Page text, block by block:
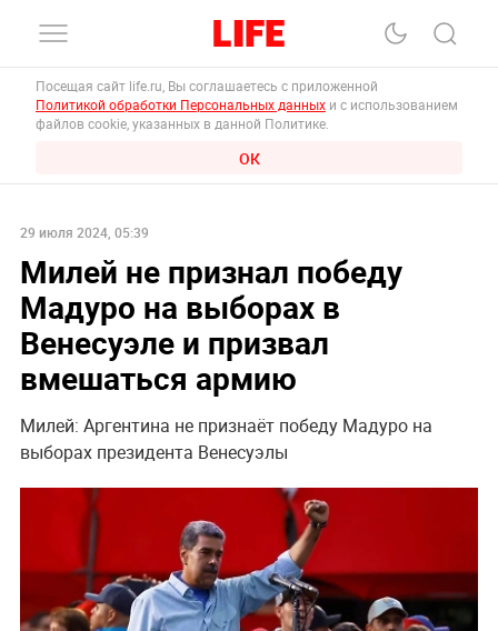
Посещая сайт life.ru, Вы соглашаетесь с приложенной
Политикой обработки Персональных данных и с использованием
файлов cookie, указанных в данной Политике.
ОК
29 июля 2024, 05:39
Милей не признал победу
Мадуро на выборах в
Венесуэле и призвал
вмешаться армию
Милей: Аргентина не признаёт победу Мадуро на
выборах президента Венесуэлы